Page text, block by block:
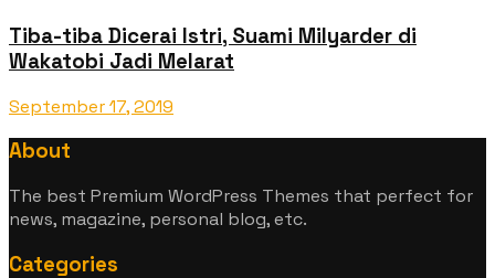
Tiba-tiba Dicerai Istri, Suami Milyarder di
Wakatobi Jadi Melarat
September 17, 2019
About
The best Premium WordPress Themes that perfect for
news, magazine, personal blog, etc.
Categories